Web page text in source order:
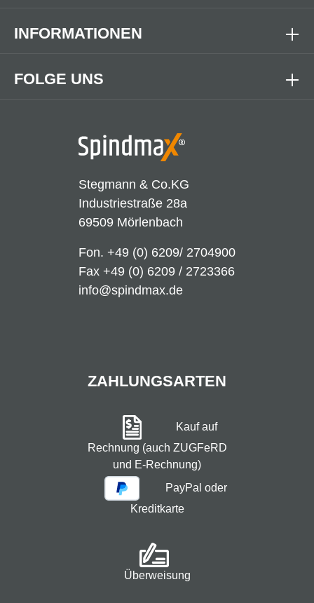
Stegmann & Co.KG
Industriestraße 28a
69509 Mörlenbach
Fon. +49 (0) 6209/ 2704900
Fax +49 (0) 6209 / 2723366
info@spindmax.de
FOLGE UNS
INFORMATIONEN
ZAHLUNGSARTEN
Kauf auf
Rechnung (auch ZUGFeRD
und E-Rechnung)
PayPal oder
Kreditkarte
Überweisung